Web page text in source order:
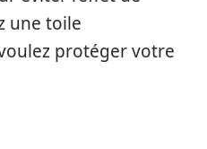
une toile
protéger votre